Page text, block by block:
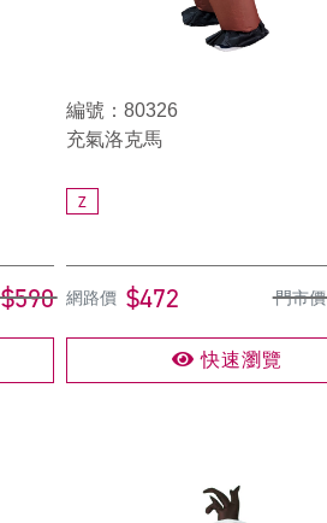
$590
編號：80326
充氣洛克馬
Z
網路價 $472 門市價
快速瀏覽